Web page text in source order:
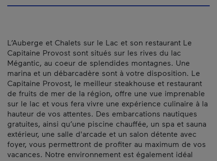
L’Auberge et Chalets sur le Lac et son restaurant Le
Capitaine Provost sont situés sur les rives du lac
Mégantic, au coeur de splendides montagnes. Une
marina et un débarcadère sont à votre disposition. Le
Capitaine Provost, le meilleur steakhouse et restaurant
de fruits de mer de la région, offre une vue imprenable
sur le lac et vous fera vivre une expérience culinaire à la
hauteur de vos attentes. Des embarcations nautiques
gratuites, ainsi qu’une piscine chauffée, un spa et sauna
extérieur, une salle d'arcade et un salon détente avec
foyer, vous permettront de profiter au maximum de vos
vacances. Notre environnement est également idéal